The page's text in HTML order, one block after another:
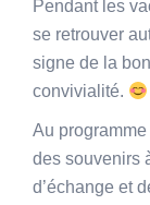
Pendant les
se retrouver
signe de la
convivialité.
Au
des souvenirs
d’échange et